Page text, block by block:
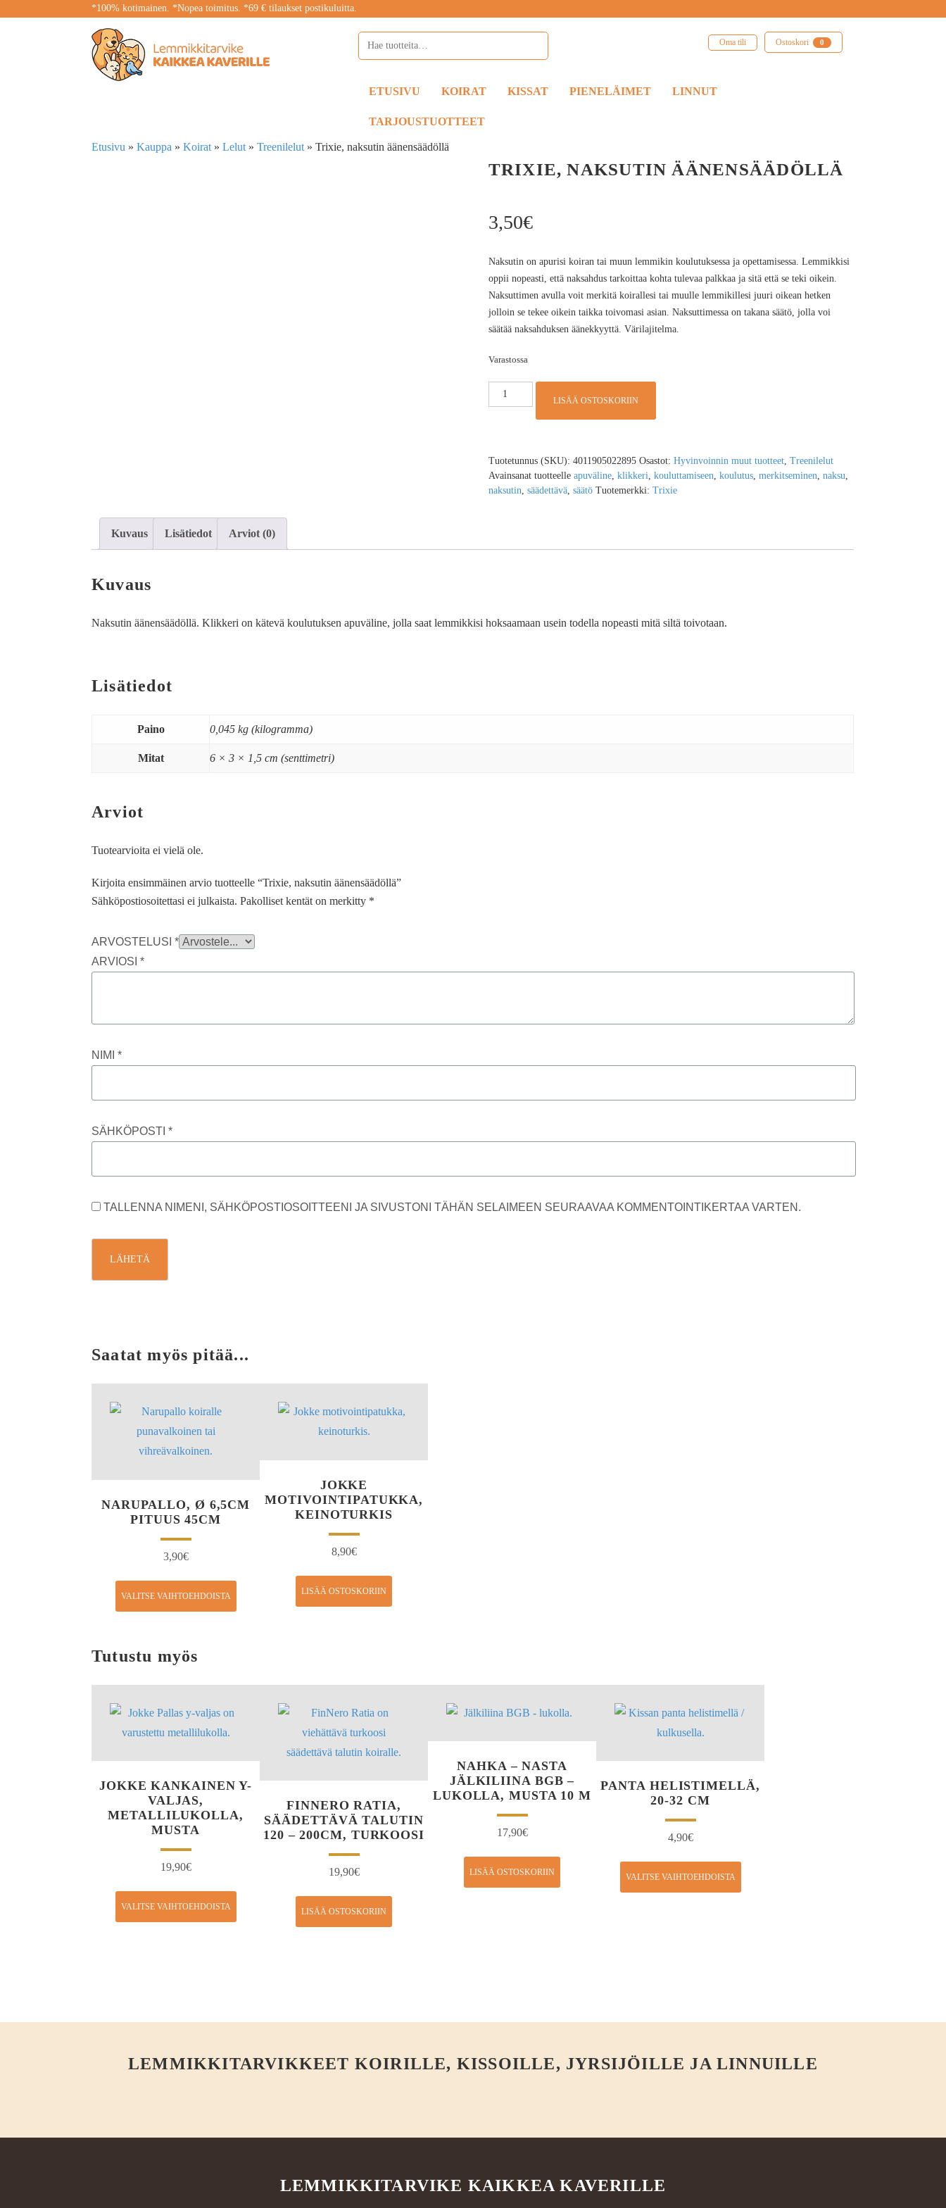
*100% kotimainen. *Nopea toimitus. *69 € tilaukset postikuluitta.
Oma tili Ostoskori 0
ETUSIVU KOIRAT KISSAT PIENELÄIMET LINNUT
TARJOUSTUOTTEET
Etusivu »Kauppa »Koirat »Lelut »Treenilelut »Trixie, naksutin äänensäädöllä
TRIXIE, NAKSUTIN ÄÄNENSÄÄDÖLLÄ
3,50€
Naksutin on apurisi koiran tai muun lemmikin koulutuksessa ja opettamisessa. Lemmikkisi
oppii nopeasti, että naksahdus tarkoittaa kohta tulevaa palkkaa ja sitä että se teki oikein.
Naksuttimen avulla voit merkitä koirallesi tai muulle lemmikillesi juuri oikean hetken
jolloin se tekee oikein taikka toivomasi asian. Naksuttimessa on takana säätö, jolla voi
säätää naksahduksen äänekkyyttä. Värilajitelma.
Varastossa
LISÄÄ OSTOSKORIIN
Tuotetunnus (SKU): 4011905022895 Osastot: Hyvinvoinnin muut tuotteet, Treenilelut
Avainsanat tuotteelle apuväline, klikkeri, kouluttamiseen, koulutus, merkitseminen, naksu,
naksutin, säädettävä, säätö Tuotemerkki: Trixie
Kuvaus Lisätiedot Arviot (0)
Kuvaus
Naksutin äänensäädöllä. Klikkeri on kätevä koulutuksen apuväline, jolla saat lemmikkisi hoksaamaan usein todella nopeasti mitä siltä toivotaan.
Lisätiedot
Paino 0,045 kg (kilogramma)
Mitat 6 × 3 × 1,5 cm (senttimetri)
Arviot
Tuotearvioita ei vielä ole.
Kirjoita ensimmäinen arvio tuotteelle “Trixie, naksutin äänensäädöllä”
Sähköpostiosoitettasi ei julkaista. Pakolliset kentät on merkitty *
ARVOSTELUSI*
ARVIOSI*
NIMI*
SÄHKÖPOSTI*
TALLENNA NIMENI, SÄHKÖPOSTIOSOITTEENI JA SIVUSTONI TÄHÄN SELAIMEEN SEURAAVAA KOMMENTOINTIKERTAA VARTEN.
Saatat myös pitää...
NARUPALLO, Ø 6,5CM
PITUUS 45CM
3,90€
VALITSE VAIHTOEHDOISTA
JOKKE
MOTIVOINTIPATUKKA,
KEINOTURKIS
8,90€
LISÄÄ OSTOSKORIIN
Tutustu myös
JOKKE KANKAINEN Y-
VALJAS,
METALLILUKOLLA,
MUSTA
19,90€
VALITSE VAIHTOEHDOISTA
FINNERO RATIA,
SÄÄDETTÄVÄ TALUTIN
120 – 200CM, TURKOOSI
19,90€
LISÄÄ OSTOSKORIIN
NAHKA – NASTA
JÄLKILIINA BGB –
LUKOLLA, MUSTA 10 M
17,90€
LISÄÄ OSTOSKORIIN
PANTA HELISTIMELLÄ,
20-32 CM
4,90€
VALITSE VAIHTOEHDOISTA
LEMMIKKITARVIKKEET KOIRILLE, KISSOILLE, JYRSIJÖILLE JA LINNUILLE
LEMMIKKITARVIKE KAIKKEA KAVERILLE